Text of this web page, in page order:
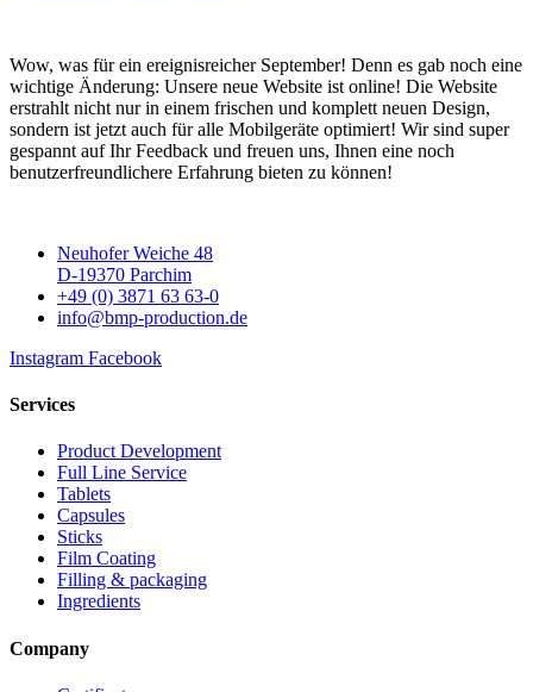
Wow, was für ein ereignisreicher September! Denn es gab noch eine
wichtige Änderung: Unsere neue Website ist online! Die Website
erstrahlt nicht nur in einem frischen und komplett neuen Design,
sondern ist jetzt auch für alle Mobilgeräte optimiert! Wir sind super
gespannt auf Ihr Feedback und freuen uns, Ihnen eine noch
benutzerfreundlichere Erfahrung bieten zu können!
Neuhofer Weiche 48
D-19370 Parchim
+49 (0) 3871 63 63-0
info@bmp-production.de
Instagram Facebook
Services
Product Development
Full Line Service
Tablets
Capsules
Sticks
Film Coating
Filling & packaging
Ingredients
Company